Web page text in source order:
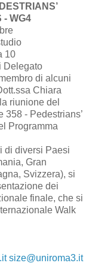
- WG4
10
Delegato
di alcuni
Chiara
riunione del
358 - Pedestrians’
Programma
di diversi Paesi
Gran
Svizzera), si
dei
finale, che si
Walk
size@uniroma3.it